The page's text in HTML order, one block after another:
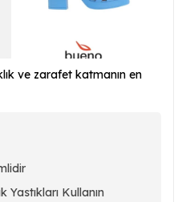
ve zarafet katmanın en
Yastıkları Kullanın